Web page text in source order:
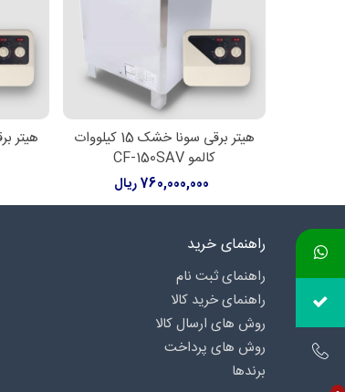
اطلاعات بیشتر
هیتر برقی سونا خشک 15 کیلووات
کالمو CF-150SAV
760,000,000 ریال
راهنمای خرید
راهنمای ثبت نام
راهنمای خرید کالا
روش های ارسال کالا
روش های پرداخت
برندها